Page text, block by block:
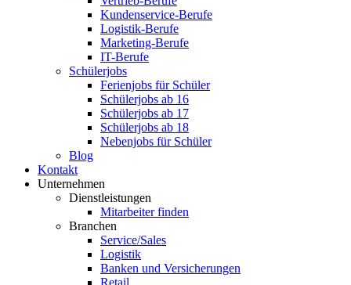
Kundenservice-Berufe
Logistik-Berufe
Marketing-Berufe
IT-Berufe
Schülerjobs
Ferienjobs für Schüler
Schülerjobs ab 16
Schülerjobs ab 17
Schülerjobs ab 18
Nebenjobs für Schüler
Blog
Kontakt
Unternehmen
Dienstleistungen
Mitarbeiter finden
Branchen
Service/Sales
Logistik
Banken und Versicherungen
Retail